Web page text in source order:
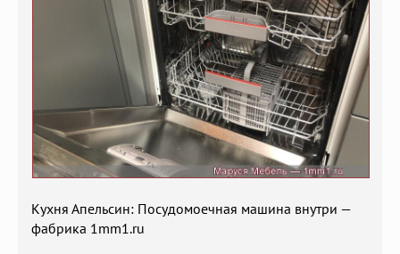
Кухня Апельсин: Посудомоечная машина внутри —
фабрика 1mm1.ru